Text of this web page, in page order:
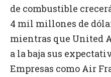
de combustible
4 mil millones de
mientras que United
a la baja sus
Empresas como Air